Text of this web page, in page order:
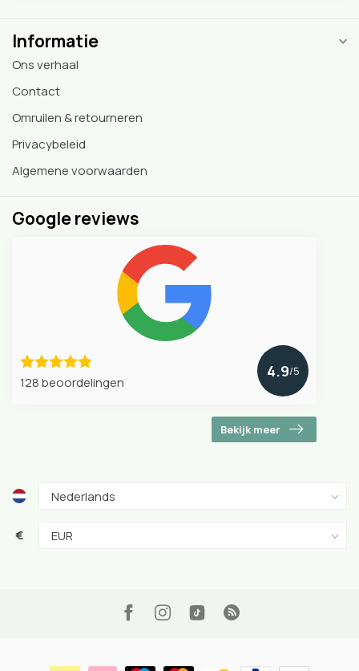
Informatie
Ons verhaal
Contact
Omruilen & retourneren
Privacybeleid
Algemene voorwaarden
Google reviews
128 beoordelingen
4.9/5
Bekijk meer
€